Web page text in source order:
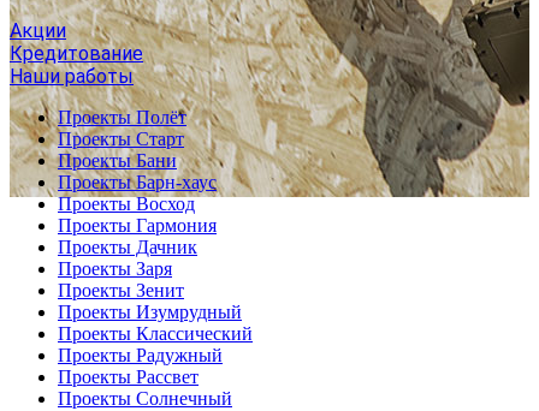
Акции
Кредитование
Наши работы
Проекты Полёт
Проекты Старт
Проекты Бани
Проекты Барн-хаус
Проекты Восход
Проекты Гармония
Проекты Дачник
Проекты Заря
Проекты Зенит
Проекты Изумрудный
Проекты Классический
Проекты Радужный
Проекты Рассвет
Проекты Солнечный